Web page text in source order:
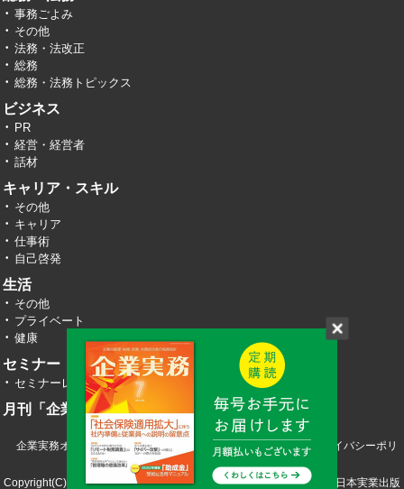
事務ごよみ
その他
法務・法改正
総務
総務・法務トピックス
ビジネス
PR
経営・経営者
話材
キャリア・スキル
その他
キャリア
仕事術
自己啓発
生活
その他
プライベート
健康
セミナー・イベント
セミナーレポート
月刊「企業実務」
企業実務オンライン TOP 運営会社 お問い合わせ
プライバシーポリ
Copyright(C) 2026 株式会社エヌ・ジェイ・ハイ・テック／株式会社日本実業出版